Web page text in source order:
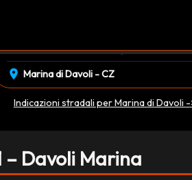
EVENTO
event_available venerdì 24 Ottobre schedule 21:30
location_on Marina di Davoli - CZ
Indicazioni stradali per Marina di Davoli -
– Davoli Marina